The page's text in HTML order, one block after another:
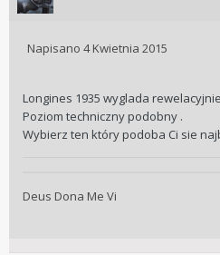
Napisano 4 Kwietnia 2015
Longines 1935 wyglada
Poziom techniczny podobny .
Wybierz ten który podoba Ci sie
Deus Dona Me Vi